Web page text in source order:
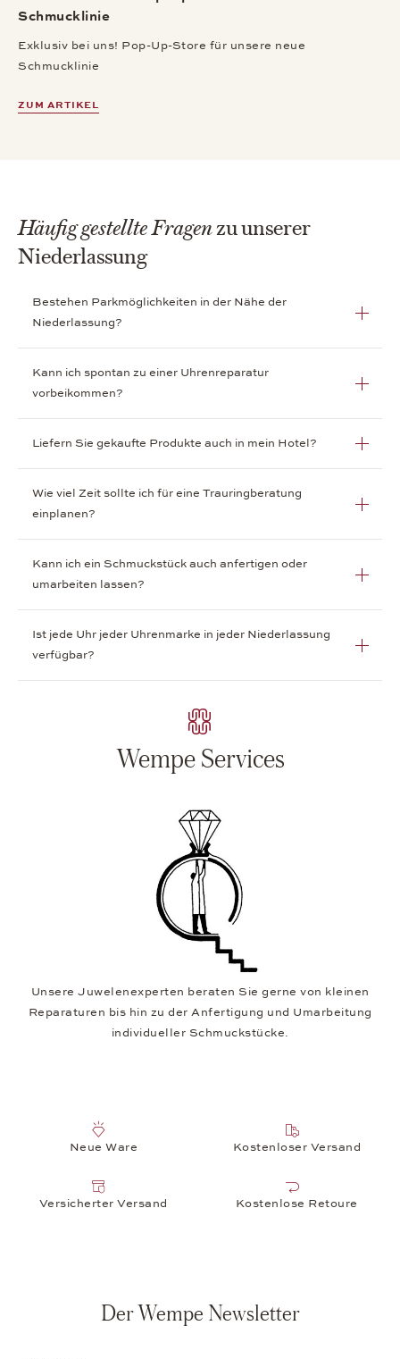
Schmucklinie
Exklusiv bei uns! Pop-Up-Store für unsere neue
Schmucklinie
ZUM ARTIKEL
Häufig gestellte Fragenzu unserer
Niederlassung
Bestehen Parkmöglichkeiten in der Nähe der
Niederlassung?
Kann ich spontan zu einer Uhrenreparatur
vorbeikommen?
Liefern Sie gekaufte Produkte auch in mein Hotel?
Wie viel Zeit sollte ich für eine Trauringberatung
einplanen?
Kann ich ein Schmuckstück auch anfertigen oder
umarbeiten lassen?
Ist jede Uhr jeder Uhrenmarke in jeder Niederlassung
verfügbar?
Wempe Services
Unsere Juwelenexperten beraten Sie gerne von kleinen
Reparaturen bis hin zu der Anfertigung und Umarbeitung
individueller Schmuckstücke.
Neue Ware Kostenloser Versand
Versicherter Versand Kostenlose Retoure
Der Wempe Newsletter